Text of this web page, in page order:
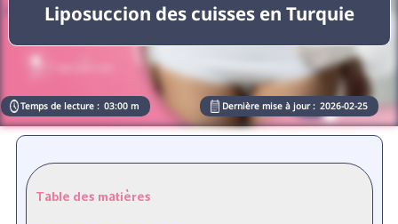
Liposuccion des cuisses en Turquie
Temps de lecture : 03:00 m Dernière mise à jour : 2026-02-25
Table des matières